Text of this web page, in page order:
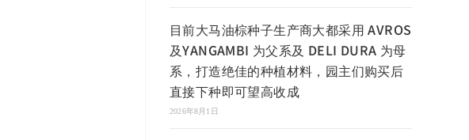
目前大马油棕种子生产商大都采用 AVROS
及YANGAMBI 为父系及 DELI DURA 为母
系，打造绝佳的种植材料，园主们购买后
直接下种即可望高收成
2026年8月1日